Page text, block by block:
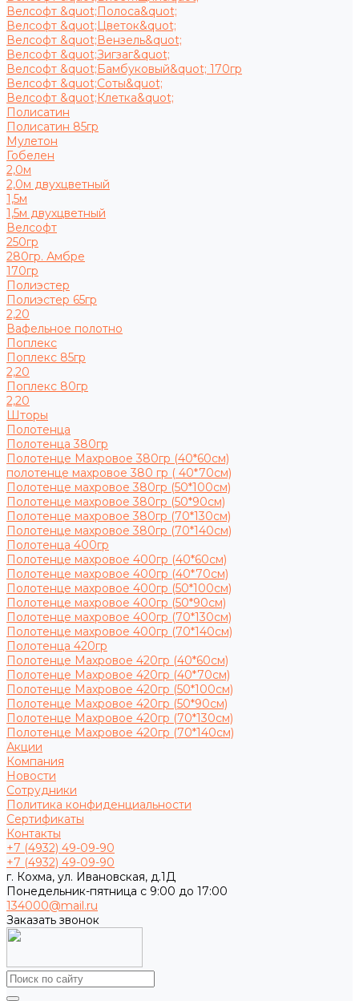
Велсофт &quot;Полоса&quot;
Велсофт &quot;Цветок&quot;
Велсофт &quot;Вензель&quot;
Велсофт &quot;Зигзаг&quot;
Велсофт &quot;Бамбуковый&quot; 170гр
Велсофт &quot;Соты&quot;
Велсофт &quot;Клетка&quot;
Полисатин
Полисатин 85гр
Мулетон
Гобелен
2,0м
2,0м двухцветный
1,5м
1,5м двухцветный
Велсофт
250гр
280гр. Амбре
170гр
Полиэстер
Полиэстер 65гр
2,20
Вафельное полотно
Поплекс
Поплекс 85гр
2,20
Поплекс 80гр
2,20
Шторы
Полотенца
Полотенца 380гр
Полотенце Махровое 380гр (40*60см)
полотенце махровое 380 гр ( 40*70см)
Полотенце махровое 380гр (50*100см)
Полотенце махровое 380гр (50*90см)
Полотенце махровое 380гр (70*130см)
Полотенце махровое 380гр (70*140см)
Полотенца 400гр
Полотенце махровое 400гр (40*60см)
Полотенце махровое 400гр (40*70см)
Полотенце махровое 400гр (50*100см)
Полотенце махровое 400гр (50*90см)
Полотенце махровое 400гр (70*130см)
Полотенце махровое 400гр (70*140см)
Полотенца 420гр
Полотенце Махровое 420гр (40*60см)
Полотенце Махровое 420гр (40*70см)
Полотенце Махровое 420гр (50*100см)
Полотенце Махровое 420гр (50*90см)
Полотенце Махровое 420гр (70*130см)
Полотенце Махровое 420гр (70*140см)
Акции
Компания
Новости
Сотрудники
Политика конфиденциальности
Сертификаты
Контакты
+7 (4932) 49-09-90
+7 (4932) 49-09-90
г. Кохма, ул. Ивановская, д.1Д
Понедельник-пятница с 9:00 до 17:00
134000@mail.ru
Заказать звонок